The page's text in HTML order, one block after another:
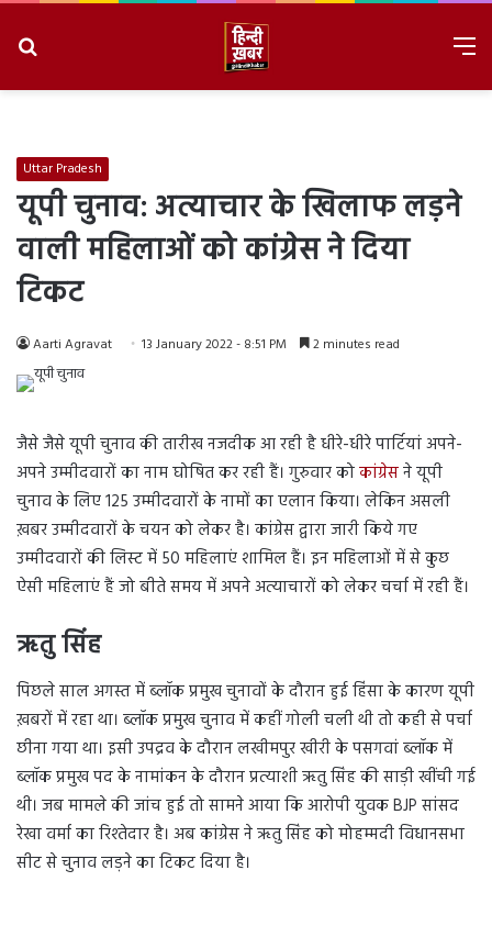
Uttar Pradesh
यूपी चुनाव: अत्याचार के खिलाफ लड़ने
वाली महिलाओं को कांग्रेस ने दिया
टिकट
Aarti Agravat 13 January 2022 - 8:51 PM 2 minutes read
जैसे जैसे यूपी चुनाव की तारीख नजदीक आ रही है धीरे-धीरे पार्टियां अपने-
अपने उम्मीदवारों का नाम घोषित कर रही हैं। गुरुवार कोकांग्रेसने यूपी
चुनाव के लिए 125 उम्मीदवारों के नामों का एलान किया। लेकिन असली
ख़बर उम्मीदवारों के चयन को लेकर है। कांग्रेस द्वारा जारी किये गए
उम्मीदवारों की लिस्ट में 50 महिलाएं शामिल हैं। इन महिलाओं में से कुछ
ऐसी महिलाएं हैं जो बीते समय में अपने अत्याचारों को लेकर चर्चा में रही हैं।
ऋतु सिंह
पिछले साल अगस्त में ब्लॉक प्रमुख चुनावों के दौरान हुई हिंसा के कारण यूपी
ख़बरों में रहा था। ब्लॉक प्रमुख चुनाव में कहीं गोली चली थी तो कही से पर्चा
छीना गया था। इसी उपद्रव के दौरान लखीमपुर खीरी के पसगवां ब्लॉक में
ब्लॉक प्रमुख पद के नामांकन के दौरान प्रत्याशी ऋतु सिंह की साड़ी खींची गई
थी। जब मामले की जांच हुई तो सामने आया कि आरोपी युवक BJP सांसद
रेखा वर्मा का रिश्तेदार है। अब कांग्रेस ने ऋतु सिंह को मोहम्मदी विधानसभा
सीट से चुनाव लड़ने का टिकट दिया है।